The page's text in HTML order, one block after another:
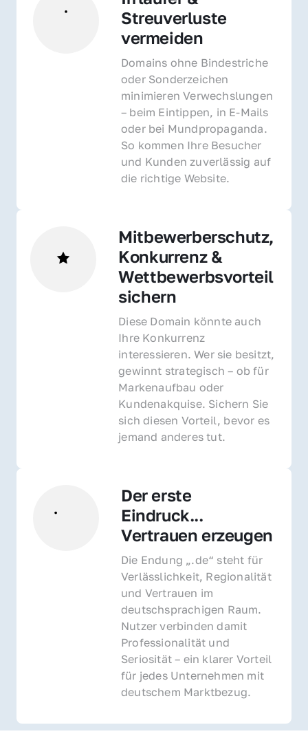
Streuverluste
vermeiden
Domains ohne Bindestriche
oder Sonderzeichen
minimieren Verwechslungen
– beim Eintippen, in E-Mails
oder bei Mundpropaganda.
So kommen Ihre Besucher
und Kunden zuverlässig auf
die richtige Website.
Mitbewerberschutz,
Konkurrenz &
Wettbewerbsvorteil
sichern
Diese Domain könnte auch
Ihre Konkurrenz
interessieren. Wer sie besitzt,
gewinnt strategisch – ob für
Markenaufbau oder
Kundenakquise. Sichern Sie
sich diesen Vorteil, bevor es
jemand anderes tut.
Der erste
Eindruck...
Vertrauen erzeugen
Die Endung „.de“ steht für
Verlässlichkeit, Regionalität
und Vertrauen im
deutschsprachigen Raum.
Nutzer verbinden damit
Professionalität und
Seriosität – ein klarer Vorteil
für jedes Unternehmen mit
deutschem Marktbezug.